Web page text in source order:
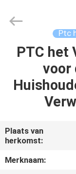
THUIS
ONS
Reserved.
Ptc
PTC het
voor
Plaats van
herkomst:
Merknaam: